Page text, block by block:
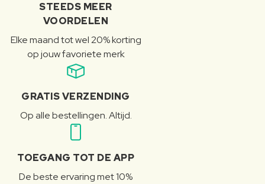
STEEDS MEER
VOORDELEN
Elke maand tot wel 20% korting
op jouw favoriete merk
GRATIS VERZENDING
Op alle bestellingen. Altijd.
TOEGANG TOT DE APP
De beste ervaring met 10%